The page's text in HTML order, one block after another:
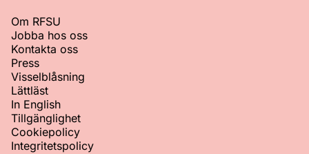
Om RFSU
Jobba hos oss
Kontakta oss
Press
Visselblåsning
Lättläst
In English
Tillgänglighet
Cookiepolicy
Integritetspolicy